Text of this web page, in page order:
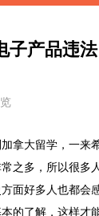
子产品违法
大留学，一来
之多，所以很
面好多人也都
的了解，这样